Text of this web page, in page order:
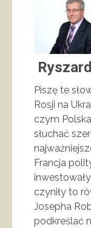
Piszę te
Rosji na
czym
słuchać
Francja
czyniły to
Josepha
podkreślać